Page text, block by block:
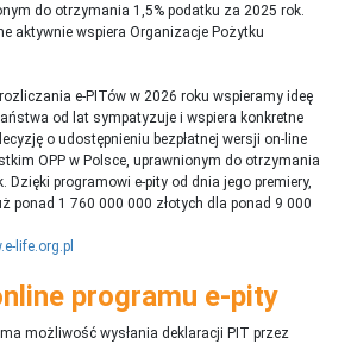
do otrzymania 1,5% podatku za 2025 rok.
aktywnie wspiera Organizacje Pożytku
e-PITów w 2026 roku wspieramy ideę
od lat sympatyzuje i wspiera konkretne
o udostępnieniu bezpłatnej wersji on-line
OPP w Polsce, uprawnionym do otrzymania
Dzięki programowi e-pity od dnia jego premiery,
ponad 1 760 000 000 złotych dla ponad 9 000
life.org.pl
programu e-pity
możliwość wysłania deklaracji PIT przez